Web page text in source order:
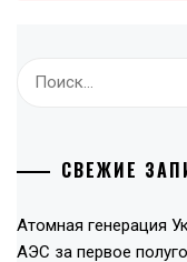
Найти:
СВЕЖИЕ
Атомная генерация
АЭС за первое